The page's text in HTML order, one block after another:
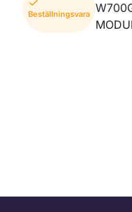
Beställningsvara